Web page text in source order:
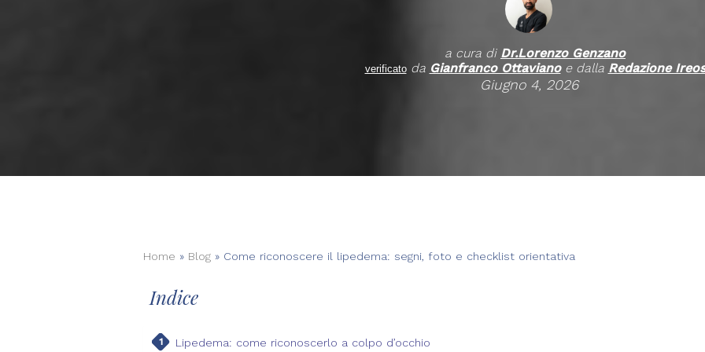
a cura di Dr.Lorenzo Genzano
verificatoda Gianfranco Ottavianoe dalla Redazione Ireos
Giugno 4, 2026
Home » Blog » Come riconoscere il lipedema: segni, foto e checklist orientativa
Indice
Lipedema: come riconoscerlo a colpo d’occhio